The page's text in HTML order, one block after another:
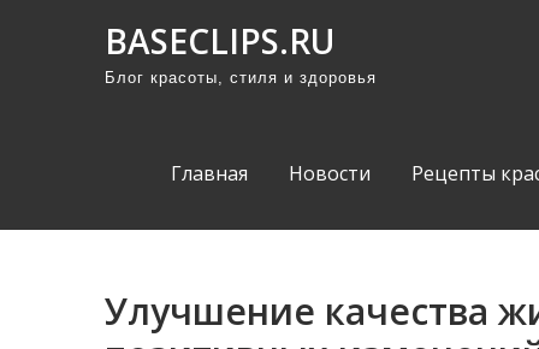
BASECLIPS.RU
Блог красоты, стиля и здоровья
Главная Новости Рецепты
Улучшение качества